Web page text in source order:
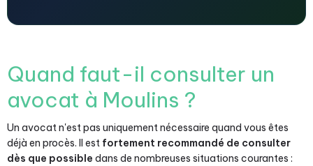
Quand faut-il consulter un
avocat à Moulins ?
Un avocat n'est pas uniquement nécessaire quand vous êtes
déjà en procès. Il est fortement recommandé de consulter
dès que possible dans de nombreuses situations courantes :